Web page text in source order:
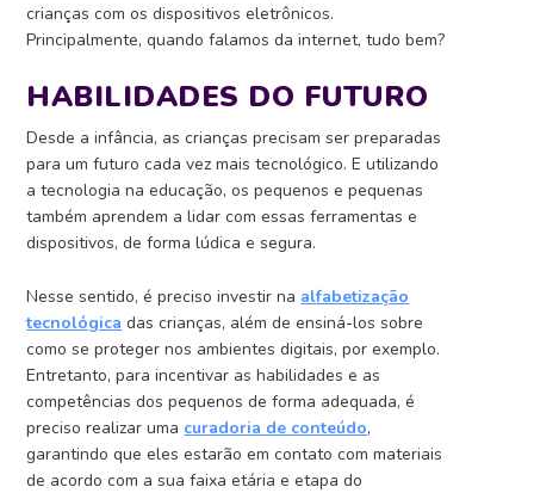
crianças com os dispositivos eletrônicos.
Principalmente, quando falamos da internet, tudo bem?
HABILIDADES DO FUTURO
Desde a infância, as crianças precisam ser preparadas
para um futuro cada vez mais tecnológico. E utilizando
a tecnologia na educação, os pequenos e pequenas
também aprendem a lidar com essas ferramentas e
dispositivos, de forma lúdica e segura.
Nesse sentido, é preciso investir na alfabetização
tecnológica das crianças, além de ensiná-los sobre
como se proteger nos ambientes digitais, por exemplo.
Entretanto, para incentivar as habilidades e as
competências dos pequenos de forma adequada, é
preciso realizar uma curadoria de conteúdo,
garantindo que eles estarão em contato com materiais
de acordo com a sua faixa etária e etapa do